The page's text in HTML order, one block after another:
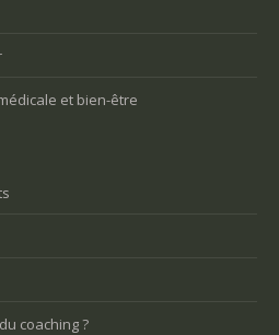
et bien-être
coaching ?